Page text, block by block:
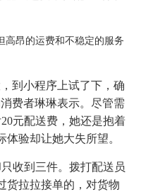
高昂的运费和不稳定的服务
到小程序上试了下，确
费者琳琳表示。尽管需
元配送费，她还是抱着
验却让她大失所望。
收到三件。拨打配送员
货拉拉接单的，对货物